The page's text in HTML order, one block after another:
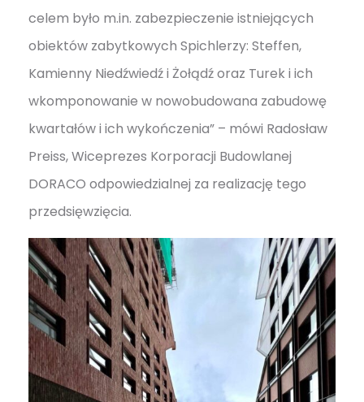
celem było m.in. zabezpieczenie istniejących
obiektów zabytkowych Spichlerzy: Steffen,
Kamienny Niedźwiedź i Żołądź oraz Turek i ich
wkomponowanie w nowobudowana zabudowę
kwartałów i ich wykończenia” – mówi Radosław
Preiss, Wiceprezes Korporacji Budowlanej
DORACO odpowiedzialnej za realizację tego
przedsięwzięcia.